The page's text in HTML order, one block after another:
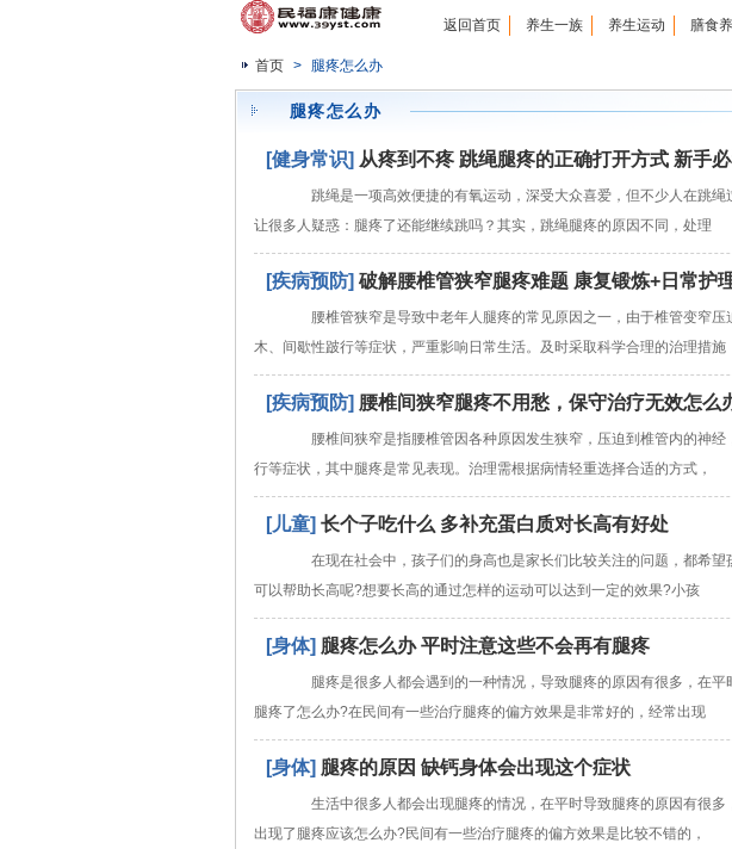
返回首页 养生一族 养生运动 膳食
首页 > 腿疼怎么办
腿疼怎么办
[健身常识] 从疼到不疼 跳绳腿疼的正确打开方式 新手
跳绳是一项高效便捷的有氧运动，深受大众喜爱，但不少人在跳绳
让很多人疑惑：腿疼了还能继续跳吗？其实，跳绳腿疼的原因不同，处理
[疾病预防] 破解腰椎管狭窄腿疼难题 康复锻炼+日常护
腰椎管狭窄是导致中老年人腿疼的常见原因之一，由于椎管变窄压
木、间歇性跛行等症状，严重影响日常生活。及时采取科学合理的治理措施
[疾病预防] 腰椎间狭窄腿疼不用愁，保守治疗无效怎么
腰椎间狭窄是指腰椎管因各种原因发生狭窄，压迫到椎管内的神经
行等症状，其中腿疼是常见表现。治理需根据病情轻重选择合适的方式，
[儿童] 长个子吃什么 多补充蛋白质对长高有好处
在现在社会中，孩子们的身高也是家长们比较关注的问题，都希望
可以帮助长高呢?想要长高的通过怎样的运动可以达到一定的效果?小孩
[身体] 腿疼怎么办 平时注意这些不会再有腿疼
腿疼是很多人都会遇到的一种情况，导致腿疼的原因有很多，在平
腿疼了怎么办?在民间有一些治疗腿疼的偏方效果是非常好的，经常出现
[身体] 腿疼的原因 缺钙身体会出现这个症状
生活中很多人都会出现腿疼的情况，在平时导致腿疼的原因有很多
出现了腿疼应该怎么办?民间有一些治疗腿疼的偏方效果是比较不错的，